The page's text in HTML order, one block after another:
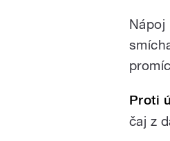
Nápoj
Proti
čaj z